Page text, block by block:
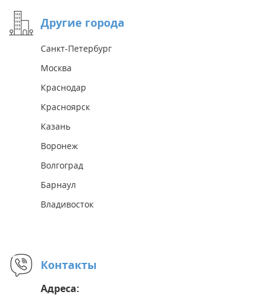
Другие города
Санкт-Петербург
Москва
Краснодар
Красноярск
Казань
Воронеж
Волгоград
Барнаул
Владивосток
Контакты
Адреса: